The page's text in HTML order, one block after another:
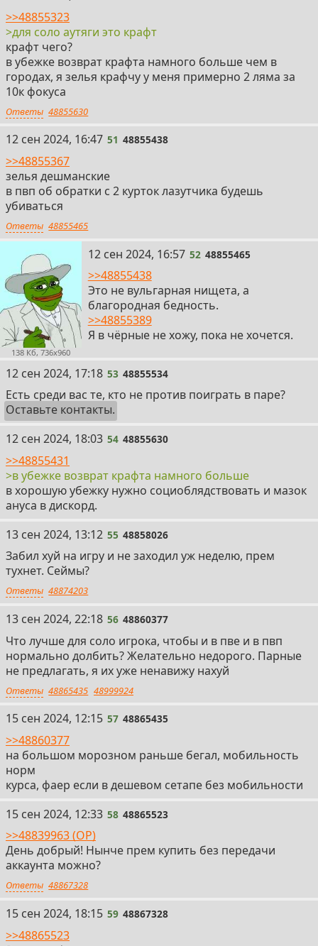
>>48855323
>для соло аутяги это крафт
крафт чего?
в убежке возврат крафта намного больше чем в
городах, я зелья крафчу у меня примерно 2 ляма за
10к фокуса
Ответы 48855630
51
12 сен 2024, 16:47 51 48855438
>>48855367
зелья дешманские
в пвп об обратки с 2 курток лазутчика будешь
убиваться
Ответы 48855465
138 Кб, 736x960
52
12 сен 2024, 16:57 52 48855465
>>48855438
Это не вульгарная нищета, а
благородная бедность.
>>48855389
Я в чёрные не хожу, пока не хочется.
53
12 сен 2024, 17:18 53 48855534
Есть среди вас те, кто не против поиграть в паре?
Оставьте контакты.
54
12 сен 2024, 18:03 54 48855630
>>48855431
>в убежке возврат крафта намного больше
в хорошую убежку нужно социоблядствовать и мазок
ануса в дискорд.
55
13 сен 2024, 13:12 55 48858026
Забил хуй на игру и не заходил уж неделю, прем
тухнет. Сеймы?
Ответы 48874203
56
13 сен 2024, 22:18 56 48860377
Что лучше для соло игрока, чтобы и в пве и в пвп
нормально долбить? Желательно недорого. Парные
не предлагать, я их уже ненавижу нахуй
Ответы 48865435 48999924
57
15 сен 2024, 12:15 57 48865435
>>48860377
на большом морозном раньше бегал, мобильность
норм
курса, фаер если в дешевом сетапе без мобильности
58
15 сен 2024, 12:33 58 48865523
>>48839963 (OP)
День добрый! Нынче прем купить без передачи
аккаунта можно?
Ответы 48867328
59
15 сен 2024, 18:15 59 48867328
>>48865523